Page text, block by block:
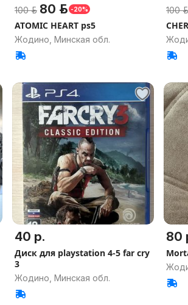
100 р. 80 р. -20%
ATOMIC HEART ps5
Жодино, Минская обл.
100 р.
40 р.
Диск для playstation 4-5 far cry
3
Жодино, Минская обл.
80